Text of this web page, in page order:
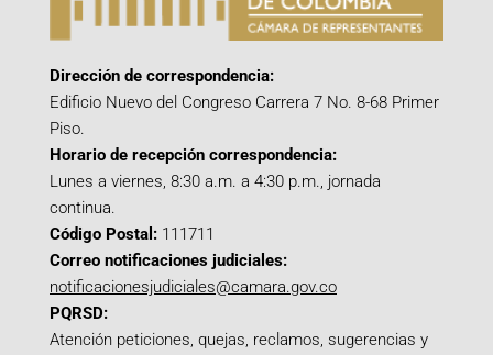
Dirección de correspondencia:
Edificio Nuevo del Congreso Carrera 7 No. 8-68 Primer
Piso.
Horario de recepción correspondencia:
Lunes a viernes, 8:30 a.m. a 4:30 p.m., jornada
continua.
Código Postal: 111711
Correo notificaciones judiciales:
notificacionesjudiciales@camara.gov.co
PQRSD:
Atención peticiones, quejas, reclamos, sugerencias y